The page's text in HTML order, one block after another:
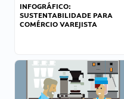
INFOGRÁFICO:
SUSTENTABILIDADE PARA
COMÉRCIO VAREJISTA